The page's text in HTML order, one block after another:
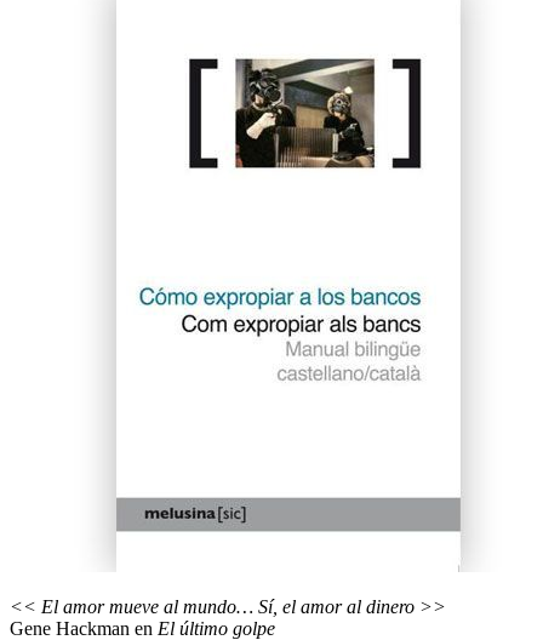
<< El amor mueve al mundo… Sí, el amor al dinero >>
Gene Hackman en El último golpe